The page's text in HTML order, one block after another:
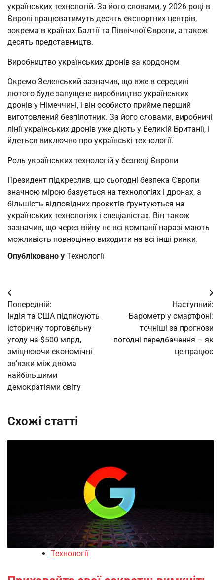
українських технологій. За його словами, у 2026 році в
Європі працюватимуть десять експортних центрів,
зокрема в країнах Балтії та Північної Європи, а також
десять представництв.
Виробництво українських дронів за кордоном
Окремо Зеленський зазначив, що вже в середині
лютого буде запущене виробництво українських
дронів у Німеччині, і він особисто прийме перший
виготовлений безпілотник. За його словами, виробничі
лінії українських дронів уже діють у Великій Британії, і
йдеться виключно про українські технології.
Роль українських технологій у безпеці Європи
Президент підкреслив, що сьогодні безпека Європи
значною мірою базується на технологіях і дронах, а
більшість відповідних проєктів ґрунтуються на
українських технологіях і спеціалістах. Він також
зазначив, що через війну не всі компанії наразі мають
можливість повноцінно виходити на всі інші ринки.
Опубліковано у Технології
Навігація
записів
Попередній:
Індія та США підписують
історичну торговельну
угоду на $500 млрд,
зміцнюючи економічні
зв’язки між двома
найбільшими
демократіями світу
Наступний:
Барометр у смартфоні:
точніші за прогнози
погодні передбачення – як
це працює
Схожі статті
Технології